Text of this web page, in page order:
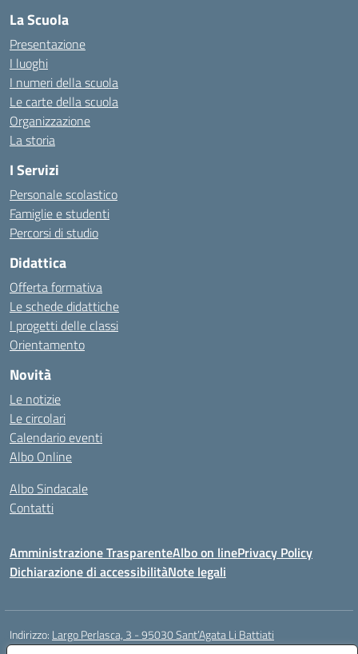
La Scuola
Presentazione
I luoghi
I numeri della scuola
Le carte della scuola
Organizzazione
La storia
I Servizi
Personale scolastico
Famiglie e studenti
Percorsi di studio
Didattica
Offerta formativa
Le schede didattiche
I progetti delle classi
Orientamento
Novità
Le notizie
Le circolari
Calendario eventi
Albo Online
Albo Sindacale
Contatti
Amministrazione TrasparenteAlbo on linePrivacy Policy
Dichiarazione di accessibilitàNote legali
Indirizzo: Largo Perlasca, 3 - 95030 Sant’Agata Li Battiati